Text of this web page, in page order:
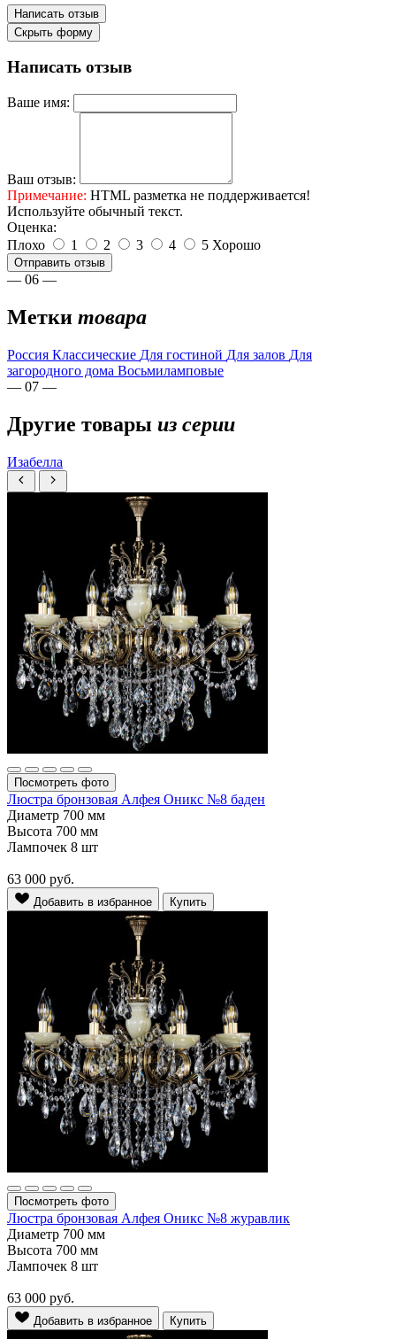
Написать отзыв
Скрыть форму
Написать отзыв
Ваше имя:
Ваш отзыв:
Примечание: HTML разметка не поддерживается!
Используйте обычный текст.
Оценка:
Плохо
1 2 3 4 5 Хорошо
Отправить отзыв
— 06 —
Метки товара
Россия Классические Для гостиной Для залов Для
загородного дома Восьмиламповые
— 07 —
Другие товары из серии
Изабелла
Посмотреть фото
Люстра бронзовая Алфея Оникс №8 баден
Диаметр 700 мм
Высота 700 мм
Лампочек 8 шт
63 000 руб.
Добавить в избранное Купить
Посмотреть фото
Люстра бронзовая Алфея Оникс №8 журавлик
Диаметр 700 мм
Высота 700 мм
Лампочек 8 шт
63 000 руб.
Добавить в избранное Купить